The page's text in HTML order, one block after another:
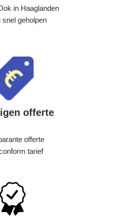
in Haaglanden
snel geholpen
offerte
offerte
tarief